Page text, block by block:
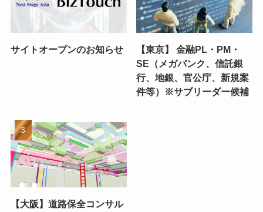
サイトオープンのお知らせ
【東京】 金融PL・PM・
SE（メガバンク、信託銀
行、地銀、官公庁、新規案
件等）※サブリーダー候補
【大阪】道路保全コンサル